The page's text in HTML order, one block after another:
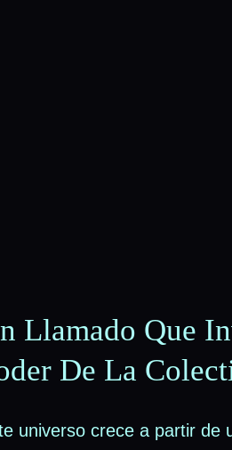
Llamado Que
De La
universo crece a partir de